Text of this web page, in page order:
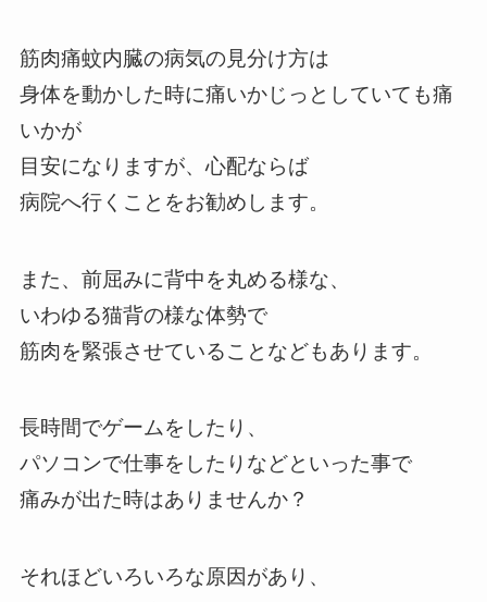
筋肉痛蚊内臓の病気の見分け方は
身体を動かした時に痛いかじっとしていても痛
いかが
目安になりますが、心配ならば
病院へ行くことをお勧めします。
また、前屈みに背中を丸める様な、
いわゆる猫背の様な体勢で
筋肉を緊張させていることなどもあります。
長時間でゲームをしたり、
パソコンで仕事をしたりなどといった事で
痛みが出た時はありませんか？
それほどいろいろな原因があり、